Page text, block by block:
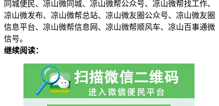
同城便民、凉山微同城、凉山微帮公众号、凉山微帮找工作、
凉山微发布、凉山微帮总站、凉山微友圈公众号、凉山微友圈
信息平台、凉山微帮信息网、凉山微帮顺风车、凉山百事通微
信号。
继续阅读：